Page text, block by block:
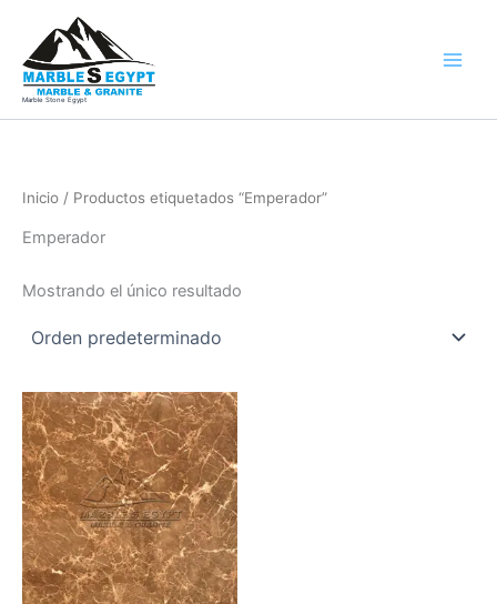
contenido
Marble Stone Egypt
Inicio / Productos etiquetados “Emperador”
Emperador
Mostrando el único resultado